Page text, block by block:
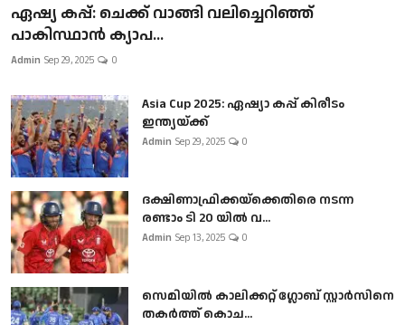
ഏഷ്യ കപ്പ്: ചെക്ക് വാങ്ങി വലിച്ചെറിഞ്ഞ്
പാകിസ്ഥാൻ ക്യാപ...
Admin Sep 29, 2025 0
Asia Cup 2025: ഏഷ്യാ കപ്പ് കിരീടം
ഇന്ത്യയ്ക്ക്
Admin Sep 29, 2025 0
ദക്ഷിണാഫ്രിക്കയ്‌ക്കെതിരെ നടന്ന
രണ്ടാം ടി 20 യിൽ വ...
Admin Sep 13, 2025 0
സെമിയിൽ കാലിക്കറ്റ് ഗ്ലോബ് സ്റ്റാർസിനെ
തകർത്ത് കൊച...